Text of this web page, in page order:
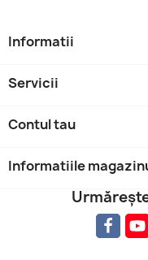
Informatii
Servicii
Contul tau
Informatiile